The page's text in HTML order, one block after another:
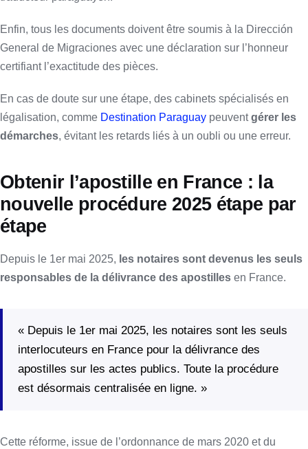
Enfin, tous les documents doivent être soumis à la Dirección
General de Migraciones avec une déclaration sur l’honneur
certifiant l’exactitude des pièces.
En cas de doute sur une étape, des cabinets spécialisés en
légalisation, comme Destination Paraguay peuventgérer les
démarches, évitant les retards liés à un oubli ou une erreur.
Obtenir l’apostille en France : la
nouvelle procédure 2025 étape par
étape
Depuis le 1er mai 2025, les notaires sont devenus les seuls
responsables de la délivrance des apostilles en France.
« Depuis le 1er mai 2025, les notaires sont les seuls
interlocuteurs en France pour la délivrance des
apostilles sur les actes publics. Toute la procédure
est désormais centralisée en ligne. »
Cette réforme, issue de l’ordonnance de mars 2020 et du